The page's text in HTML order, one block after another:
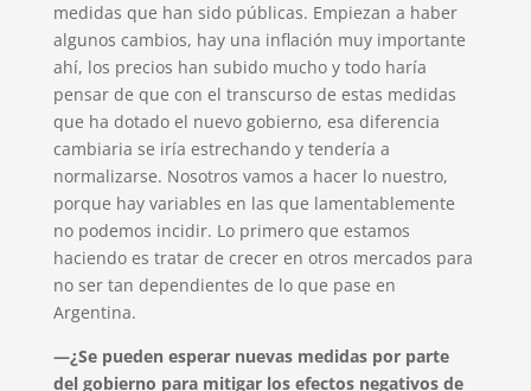
medidas que han sido públicas. Empiezan a haber
algunos cambios, hay una inflación muy importante
ahí, los precios han subido mucho y todo haría
pensar de que con el transcurso de estas medidas
que ha dotado el nuevo gobierno, esa diferencia
cambiaria se iría estrechando y tendería a
normalizarse. Nosotros vamos a hacer lo nuestro,
porque hay variables en las que lamentablemente
no podemos incidir. Lo primero que estamos
haciendo es tratar de crecer en otros mercados para
no ser tan dependientes de lo que pase en
Argentina.
—¿Se pueden esperar nuevas medidas por parte
del gobierno para mitigar los efectos negativos de